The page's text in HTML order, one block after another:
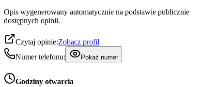
Opis wygenerowany automatycznie na podstawie publicznie
dostępnych opinii.
Czytaj opinie:Zobacz profil
Numer telefonu:
Pokaż numer
Godziny otwarcia